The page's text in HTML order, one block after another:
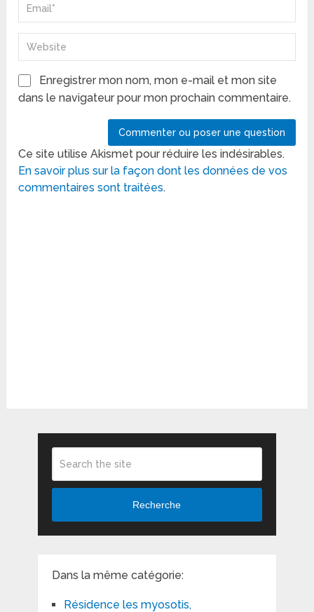
Enregistrer mon nom, mon e-mail et mon site
dans le navigateur pour mon prochain commentaire.
Ce site utilise Akismet pour réduire les indésirables.
En savoir plus sur la façon dont les données de vos
commentaires sont traitées.
Recherche
Dans la même catégorie:
Résidence les myosotis,